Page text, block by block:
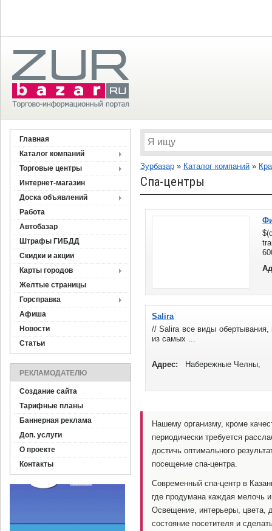
Главная
Каталог компаний
Торговые центры
Интернет-магазин
Доска объявлений
Работа
Автобазар
Штрафы ГИБДД
Скидки и акции
Карты городов
Желтые страницы
Горсправка
Афиша
Новости
Статьи
РЕКЛАМОДАТЕЛЮ
Создание сайта
Тарифные планы
Баннерная реклама
Доп. услуги
О проекте
Контакты
Зурбазар » Каталог компаний »
Спа-центры
Salira
// Salira все виды
из самых ...
Адрес: Набережные Челны,
Нашему организму, кроме
периодически требуется
достичь оптимального
посещение спа-центра.
Современный спа-центр в
где продумана каждая мелочь
Освещение, интерьеры, цвета,
состояние посетителя и